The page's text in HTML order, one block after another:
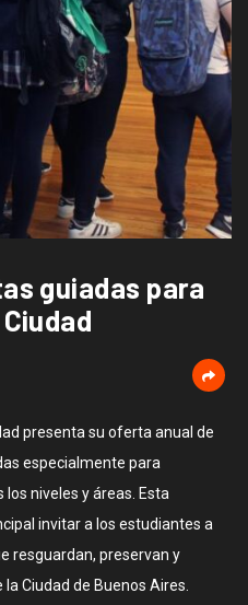
guiadas para
presenta su oferta anual de
especialmente para
niveles y áreas. Esta
invitar a los estudiantes a
resguardan, preservan y
Ciudad de Buenos Aires.